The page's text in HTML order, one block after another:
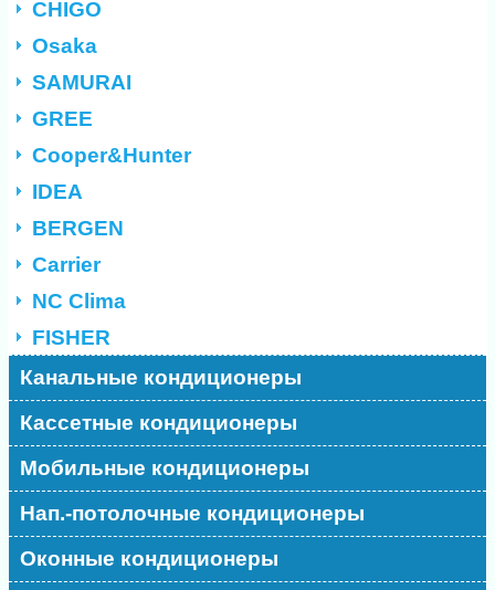
CHIGO
Osaka
SAMURAI
GREE
Cooper&Hunter
IDEA
BERGEN
Carrier
NC Clima
FISHER
Канальные кондиционеры
Кассетные кондиционеры
Мобильные кондиционеры
Нап.-потолочные кондиционеры
Оконные кондиционеры